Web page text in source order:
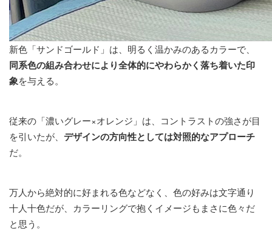
新色「サンドゴールド」は、明るく温かみのあるカラーで、
同系色の組み合わせにより全体的にやわらかく落ち着いた印
象を与える。
従来の「濃いグレー×オレンジ」は、コントラストの強さが目
を引いたが、 デザインの方向性としては対照的なアプローチ
だ。
万人から絶対的に好まれる色などなく、色の好みは文字通り
十人十色だが、カラーリングで抱くイメージもまさに色々だ
と思う。